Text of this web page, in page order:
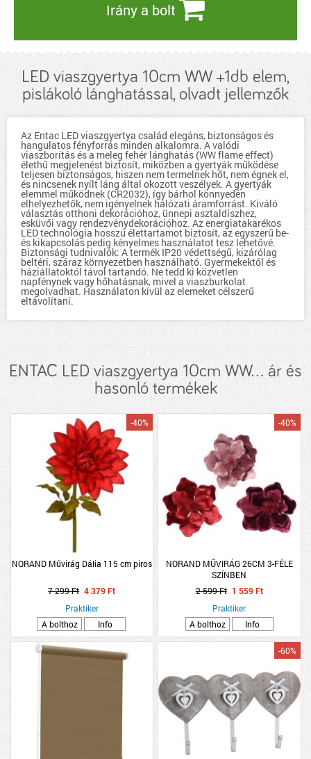
Irány a bolt
LED viaszgyertya 10cm WW +1db elem,
pislákoló lánghatással, olvadt jellemzők
Az Entac LED viaszgyertya család elegáns, biztonságos és
hangulatos fényforrás minden alkalomra. A valódi
viaszborítás és a meleg fehér lánghatás (WW flame effect)
élethű megjelenést biztosít, miközben a gyertyák működése
teljesen biztonságos, hiszen nem termelnek hőt, nem égnek el,
és nincsenek nyílt láng által okozott veszélyek. A gyertyák
elemmel működnek (CR2032), így bárhol könnyedén
elhelyezhetők, nem igényelnek hálózati áramforrást. Kiváló
választás otthoni dekorációhoz, ünnepi asztaldíszhez,
esküvői vagy rendezvénydekorációhoz. Az energiatakarékos
LED technológia hosszú élettartamot biztosít, az egyszerű be-
és kikapcsolás pedig kényelmes használatot tesz lehetővé.
Biztonsági tudnivalók: A termék IP20 védettségű, kizárólag
beltéri, száraz környezetben használható. Gyermekektől és
háziállatoktól távol tartandó. Ne tedd ki közvetlen
napfénynek vagy hőhatásnak, mivel a viaszburkolat
megolvadhat. Használaton kívül az elemeket célszerű
eltávolítani.
ENTAC LED viaszgyertya 10cm WW... ár és
hasonló termékek
NORAND Művirág Dália 115 cm piros
-40%
7 299 Ft 4 379 Ft
Praktiker
A bolthoz
Info
NORAND MŰVIRÁG 26CM 3-FÉLE
SZÍNBEN
-40%
2 599 Ft 1 559 Ft
Praktiker
A bolthoz
Info
-60%